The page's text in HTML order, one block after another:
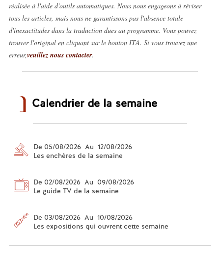
réalisée à l'aide d'outils automatiques. Nous nous engageons à réviser
tous les articles, mais nous ne garantissons pas l'absence totale
d'inexactitudes dans la traduction dues au programme. Vous pouvez
trouver l'original en cliquant sur le bouton ITA. Si vous trouvez une
erreur,veuillez nous contacter.
Calendrier de la semaine
De 05/08/2026 Au 12/08/2026
Les enchères de la semaine
De 02/08/2026 Au 09/08/2026
Le guide TV de la semaine
De 03/08/2026 Au 10/08/2026
Les expositions qui ouvrent cette semaine